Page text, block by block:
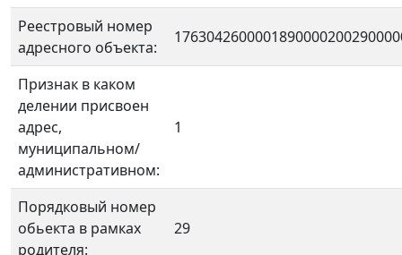
Реестровый номер
адресного объекта:
Признак в каком
делении присвоен
адрес,
муниципальном/
административном:
1
Порядковый номер
обьекта в рамках
родителя:
29